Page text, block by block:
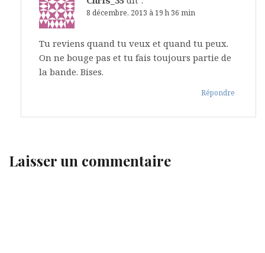
8 décembre, 2013 à 19 h 36 min
Tu reviens quand tu veux et quand tu peux.
On ne bouge pas et tu fais toujours partie de
la bande. Bises.
Répondre
Laisser un commentaire